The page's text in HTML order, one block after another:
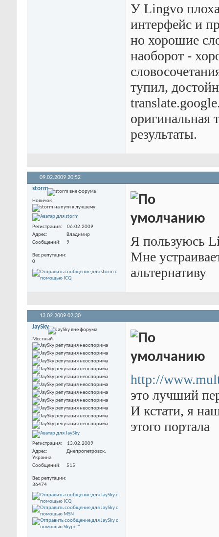
У Lingvo
интерфейс и
но хорошие
наоборот -
тупил,
оригинальная
результаты.
09.02.2009 20:52
storm
Новичок
Регистрация
06.02.2009
Адрес
Владимир
Сообщений
9
Вес репутации
0
Я пользуюсь
Мне
альтернативу
13.02.2009 02:30
JaySky
Местный
Регистрация
13.02.2009
Адрес
Днепропетровск,
Украина
Сообщений
515
Вес репутации
36474
http://
это лучший
И кстати, я
этого портала